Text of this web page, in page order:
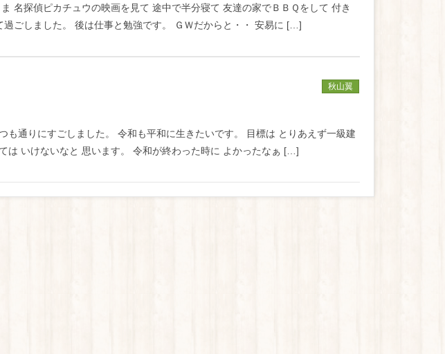
名探偵ピカチュウの映画を見て 途中で半分寝て 友達の家でＢＢＱをして 付き
ごしました。 後は仕事と勉強です。 ＧＷだからと・・ 安易に […]
秋山翼
も通りにすごしました。 令和も平和に生きたいです。 目標は とりあえず一級建
は いけないなと 思います。 令和が終わった時に よかったなぁ […]